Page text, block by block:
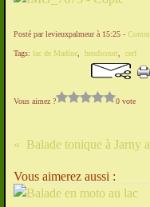
Posté par levieuxpalmeur à 15:25 -
Tags: lac de Madine heudicourt cerf
Vous aimez ? 0 vote
Vous aimerez aussi :